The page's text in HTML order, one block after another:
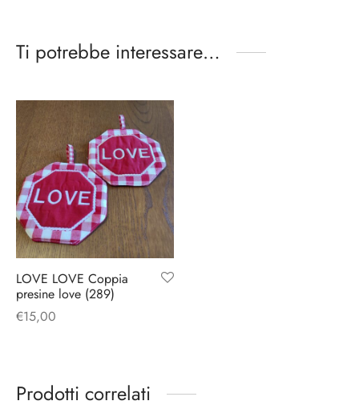
Ti potrebbe interessare…
LOVE LOVE Coppia
presine love (289)
€15,00
Prodotti correlati